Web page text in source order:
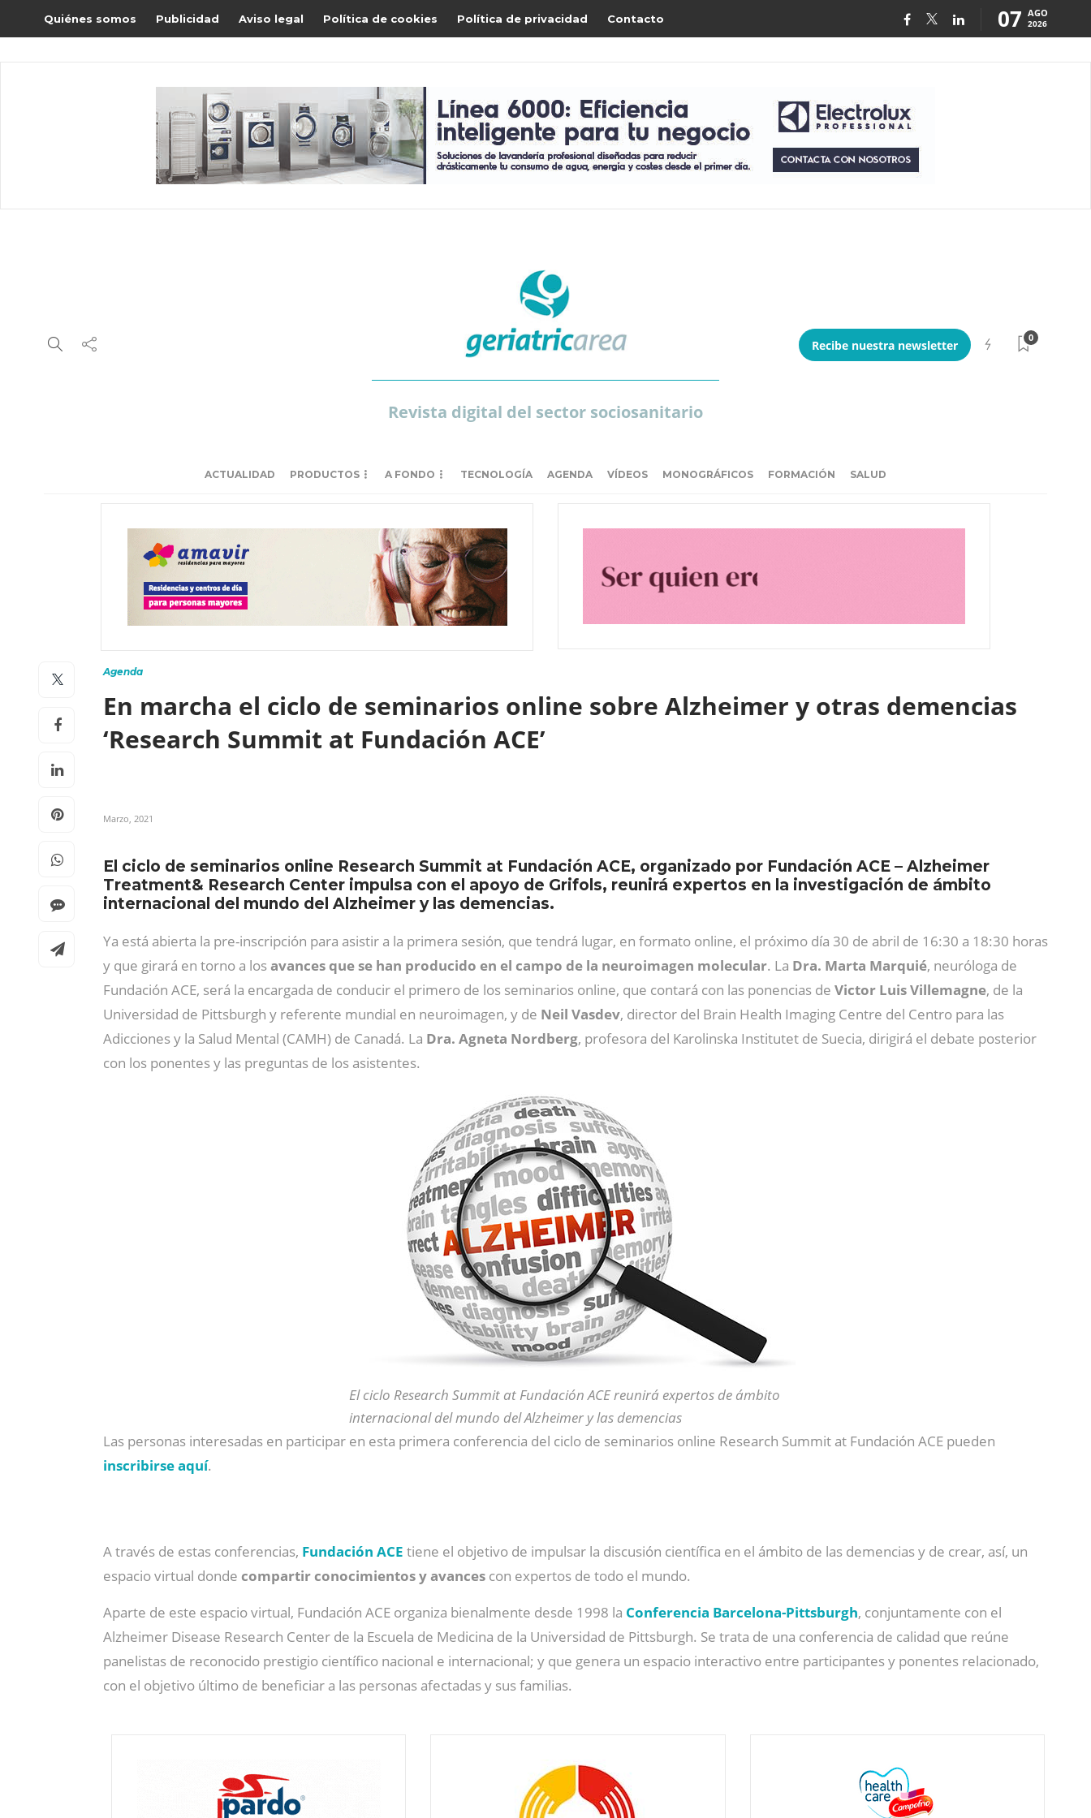
Quiénes somos Publicidad Aviso legal Política de cookies Política de privacidad Contacto 07 AGO
2026
Revista digital del sector sociosanitario
Recibe nuestra newsletter
0
ACTUALIDAD PRODUCTOS A FONDO TECNOLOGÍA AGENDA VÍDEOS MONOGRÁFICOS FORMACIÓN SALUD
Agenda
En marcha el ciclo de seminarios online sobre Alzheimer y otras demencias
‘Research Summit at Fundación ACE’
Marzo, 2021
El ciclo de seminarios online Research Summit at Fundación ACE, organizado por Fundación ACE – Alzheimer
Treatment& Research Center impulsa con el apoyo de Grifols, reunirá expertos en la investigación de ámbito
internacional del mundo del Alzheimer y las demencias.
Ya está abierta la pre-inscripción para asistir a la primera sesión, que tendrá lugar, en formato online, el próximo día 30 de abril de 16:30 a 18:30 horas
y que girará en torno a losavances que se han producido en el campo de la neuroimagen molecular. La Dra. Marta Marquié, neuróloga de
Fundación ACE, será la encargada de conducir el primero de los seminarios online, que contará con las ponencias de Victor Luis Villemagne, de la
Universidad de Pittsburgh y referente mundial en neuroimagen, y de Neil Vasdev, director del Brain Health Imaging Centre del Centro para las
Adicciones y la Salud Mental (CAMH) de Canadá. La Dra. Agneta Nordberg, profesora del Karolinska Institutet de Suecia, dirigirá el debate posterior
con los ponentes y las preguntas de los asistentes.
El ciclo Research Summit at Fundación ACE reunirá expertos de ámbito
internacional del mundo del Alzheimer y las demencias
Las personas interesadas en participar en esta primera conferencia del ciclo de seminarios online Research Summit at Fundación ACE pueden
inscribirse aquí.
A través de estas conferencias, Fundación ACE tiene el objetivo de impulsar la discusión científica en el ámbito de las demencias y de crear, así, un
espacio virtual donde compartir conocimientos y avances con expertos de todo el mundo.
Aparte de este espacio virtual, Fundación ACE organiza bienalmente desde 1998 la Conferencia Barcelona-Pittsburgh, conjuntamente con el
Alzheimer Disease Research Center de la Escuela de Medicina de la Universidad de Pittsburgh. Se trata de una conferencia de calidad que reúne
panelistas de reconocido prestigio científico nacional e internacional; y que genera un espacio interactivo entre participantes y ponentes relacionado,
con el objetivo último de beneficiar a las personas afectadas y sus familias.